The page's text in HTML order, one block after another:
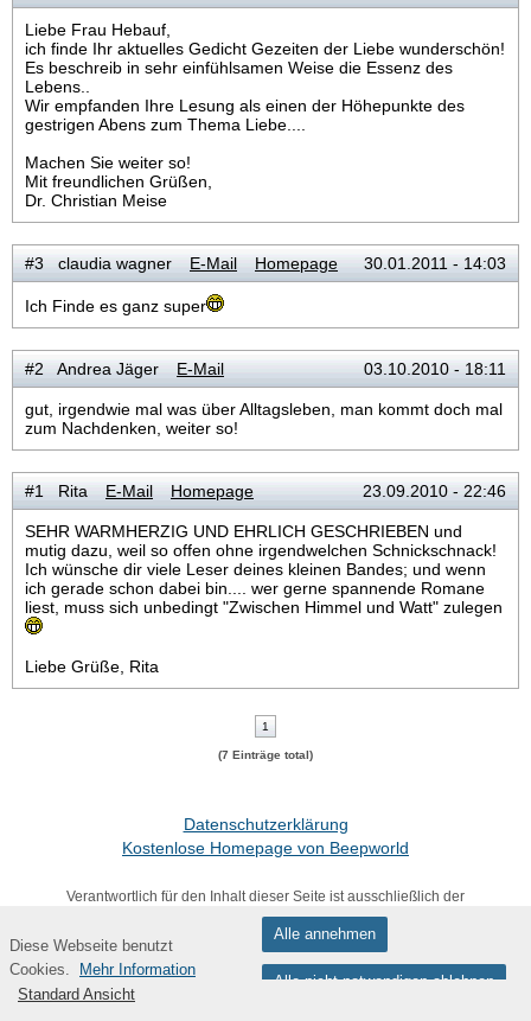
Liebe Frau Hebauf,
ich finde Ihr aktuelles Gedicht Gezeiten der Liebe wunderschön!
Es beschreib in sehr einfühlsamen Weise die Essenz des
Lebens..
Wir empfanden Ihre Lesung als einen der Höhepunkte des
gestrigen Abens zum Thema Liebe....
Machen Sie weiter so!
Mit freundlichen Grüßen,
Dr. Christian Meise
#3 claudia wagner E-Mail Homepage 30.01.2011 - 14:03
Ich Finde es ganz super
#2 Andrea Jäger E-Mail 03.10.2010 - 18:11
gut, irgendwie mal was über Alltagsleben, man kommt doch mal
zum Nachdenken, weiter so!
#1 Rita E-Mail Homepage 23.09.2010 - 22:46
SEHR WARMHERZIG UND EHRLICH GESCHRIEBEN und
mutig dazu, weil so offen ohne irgendwelchen Schnickschnack!
Ich wünsche dir viele Leser deines kleinen Bandes; und wenn
ich gerade schon dabei bin.... wer gerne spannende Romane
liest, muss sich unbedingt "Zwischen Himmel und Watt" zulegen
Liebe Grüße, Rita
1
(7 Einträge total)
Datenschutzerklärung
Kostenlose Homepage von Beepworld
Verantwortlich für den Inhalt dieser Seite ist ausschließlich der
Autor dieser Homepage, kontaktierbar überdieses Formular!
Fußzeile
Standard Ansicht
Diese Webseite benutzt
Cookies.
Mehr Information
Alle annehmen
Alle nicht notwendigen ablehnen